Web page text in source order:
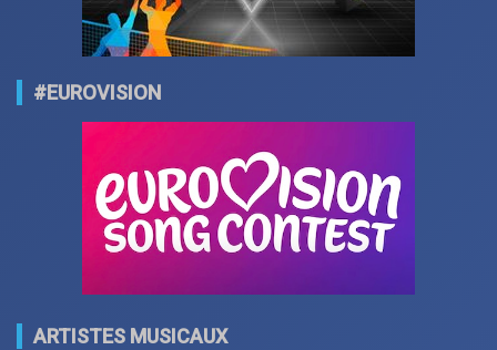
#EUROVISION
ARTISTES MUSICAUX